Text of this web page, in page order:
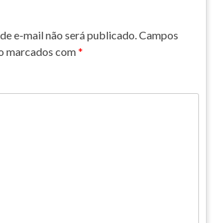
e-mail não será publicado.Campos
marcados com*